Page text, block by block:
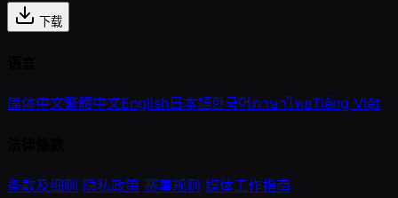
下载
简体中文繁體中文English日本語한국어ภาษาไทยTiếng Việt
条款及细则 隐私政策 赛事规则 媒体工作指南